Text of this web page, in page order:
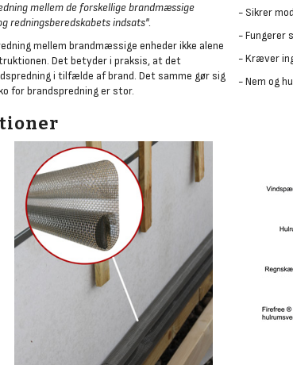
mellem de forskellige brandmæssige
redningsberedskabets indsats".
mellem brandmæssige enheder ikke alene
Det betyder i praksis, at det
i tilfælde af brand. Det samme gør sig
for brandspredning er stor.
- Sikrer
- Fungerer
- Kræver
- Nem og